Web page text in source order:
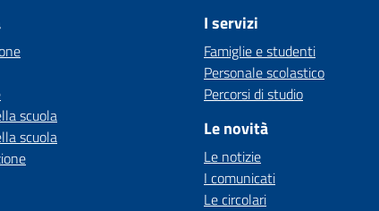
scuola
scuola
I servizi
Famiglie e studenti
Personale scolastico
Percorsi di studio
Le novità
Le notizie
I comunicati
Le circolari